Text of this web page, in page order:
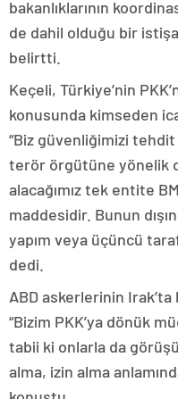
bakanlıklarının
de dahil olduğu bir
belirtti.
Keçeli, Türkiye’nin
konusunda kimseden
“Biz güvenliğimizi tehdit
terör örgütüne yönelik
alacağımız tek entite
maddesidir. Bunun
yapım veya üçüncü
dedi.
ABD askerlerinin
“Bizim PKK’ya dönük
tabii ki onlarla da
alma, izin alma